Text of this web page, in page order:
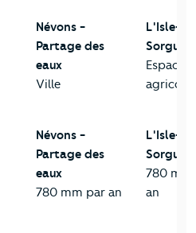
Névons -
Partage des
eaux
Ville
L'Isle-
Sorgue
Espace
agricole
Névons -
Partage des
eaux
780 mm par an
L'Isle-
Sorgue
780 mm
an